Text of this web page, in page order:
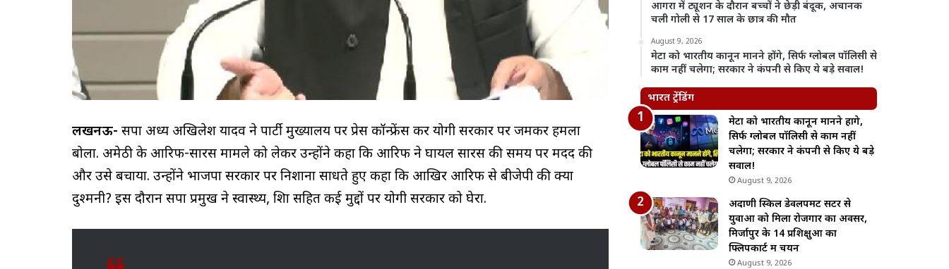
लखनऊ- सपा अध्यक्ष अखिलेश यादव ने पार्टी मुख्यालय पर प्रेस कॉन्फ्रेंस कर योगी सरकार पर जमकर हमला
बोला. अमेठी के आरिफ-सारस मामले को लेकर उन्होंने कहा कि आरिफ ने घायल सारस की समय पर मदद की
और उसे बचाया. उन्होंने भाजपा सरकार पर निशाना साधते हुए कहा कि आखिर आरिफ से बीजेपी की क्या
दुश्मनी? इस दौरान सपा प्रमुख ने स्वास्थ्य, शिक्षा सहित कई मुद्दों पर योगी सरकार को घेरा.
आगरा में ट्यूशन के दौरान बच्चों ने छेड़ी बंदूक, अचानक
चली गोली से 17 साल के छात्र की मौत
August 9, 2026
मेटा को भारतीय कानून मानने होंगे, सिर्फ ग्लोबल पॉलिसी से
काम नहीं चलेगा; सरकार ने कंपनी से किए ये बड़े सवाल!
भारत ट्रेंडिंग
मेटा को भारतीय कानून मानने होंगे,
सिर्फ ग्लोबल पॉलिसी से काम नहीं
चलेगा; सरकार ने कंपनी से किए ये बड़े
सवाल!
August 9, 2026
अदाणी स्किल डेवलपमेंट सेंटर से
युवाओं को मिला रोजगार का अवसर,
मिर्जापुर के 14 प्रशिक्षुओं का
फ्लिपकार्ट में चयन
August 9, 2026